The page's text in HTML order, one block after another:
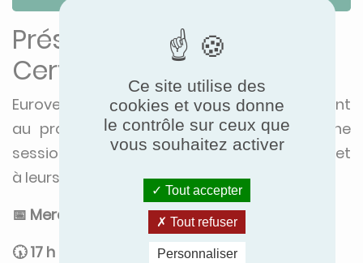
Présentation d’Eurovent
Certification à Interclima
Eurovent Certification participera également
au programme de la conférence avec une
session dédiée aux systèmes de chauffage et
à leurs performances.
📅 Mercredi 30 septembre 2026
🕠 17 h 30 – 18 h 00
Ce site utilise des
cookies et vous donne
le contrôle sur ceux que
vous souhaitez activer
Tout accepter
Tout refuser
Personnaliser